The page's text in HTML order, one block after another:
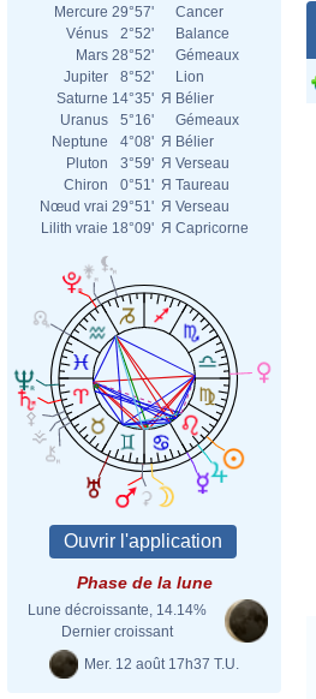
Mercure 29°57'
Cancer
Vénus
2°52'
Balance
Mars 28°52'
Gémeaux
Jupiter
8°52'
Lion
Saturne 14°35' Я Bélier
Uranus
5°16'
Gémeaux
Neptune
4°08' Я Bélier
Pluton
3°59' Я Verseau
Chiron
0°51' Я Taureau
Nœud vrai 29°51' Я Verseau
Lilith vraie 18°09' Я Capricorne
Phase de la lune
Lune décroissante, 14.14%
Dernier croissant
Mer. 12 août 17h37 T.U.